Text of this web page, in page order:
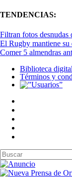
TENDENCIAS:
Filtran fotos
El Rugby mantiene su
Comer 5 almendras
Biblioteca digital
Términos y